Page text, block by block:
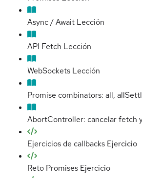
Async / Await Lección
API Fetch Lección
WebSockets Lección
Promise combinators: all,
AbortController: cancelar fetch
Ejercicios de callbacks Ejercicio
Reto Promises Ejercicio